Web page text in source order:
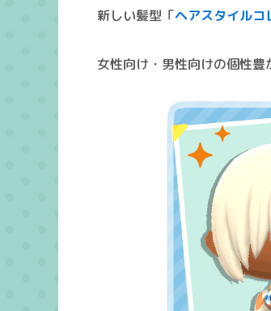
新しい髪型「ヘアスタイルコ
女性向け・男性向けの個性豊